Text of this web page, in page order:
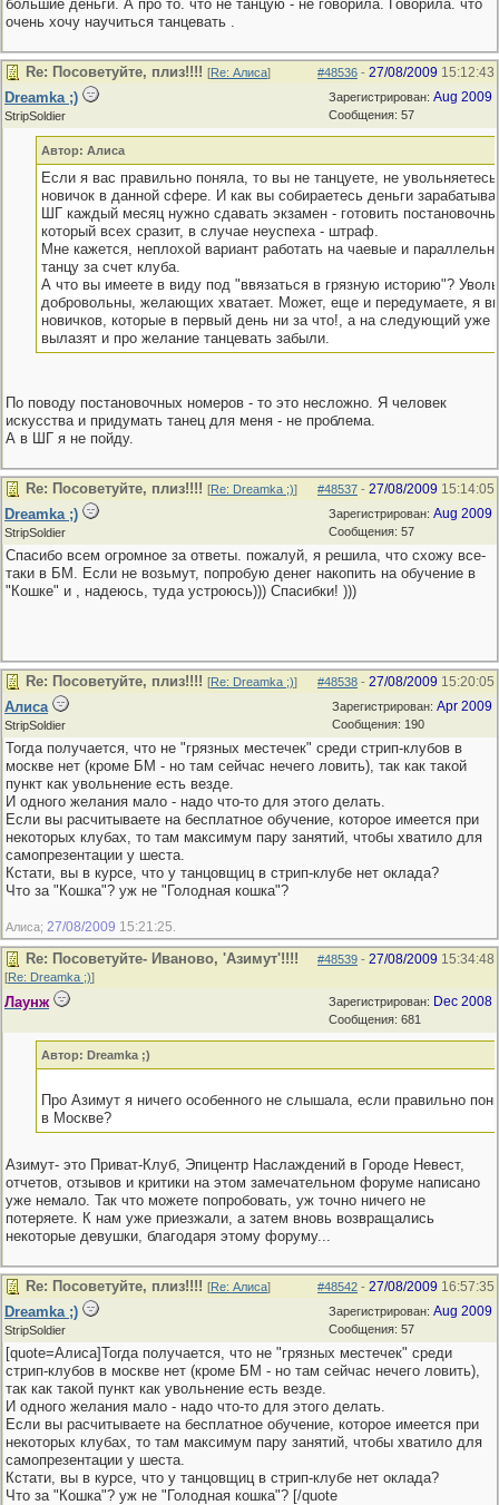
большие деньги. А про то. что не танцую - не говорила. Говорила. что
очень хочу научиться танцевать .
#48536 - 27/08/2009 15:12:43
Re: Посоветуйте, плиз!!!! [Re: Алиса]
Зарегистрирован: Aug 2009
Сообщения: 57
Dreamka ;)
StripSoldier
Автор: Алиса
Если я вас правильно поняла, то вы не танцуете, не
новичок в данной сфере. И как вы собираетесь деньги
ШГ каждый месяц нужно сдавать экзамен - готовить
который всех сразит, в случае неуспеха - штраф.
Мне кажется, неплохой вариант работать на чаевые и
танцу за счет клуба.
А что вы имеете в виду под "ввязаться в грязную историю"?
добровольны, желающих хватает. Может, еще и передумаете, я
новичков, которые в первый день ни за что!, а на следующий уже
вылазят и про желание танцевать забыли.
По поводу постановочных номеров - то это несложно. Я человек
искусства и придумать танец для меня - не проблема.
А в ШГ я не пойду.
#48537 - 27/08/2009 15:14:05
Re: Посоветуйте, плиз!!!! [Re: Dreamka ;)]
Зарегистрирован: Aug 2009
Сообщения: 57
Dreamka ;)
StripSoldier
Спасибо всем огромное за ответы. пожалуй, я решила, что схожу все-
таки в БМ. Если не возьмут, попробую денег накопить на обучение в
"Кошке" и , надеюсь, туда устроюсь))) Спасибки! )))
#48538 - 27/08/2009 15:20:05
Re: Посоветуйте, плиз!!!! [Re: Dreamka ;)]
Зарегистрирован: Apr 2009
Сообщения: 190
Алиса
StripSoldier
Тогда получается, что не "грязных местечек" среди стрип-клубов в
москве нет (кроме БМ - но там сейчас нечего ловить), так как такой
пункт как увольнение есть везде.
И одного желания мало - надо что-то для этого делать.
Если вы расчитываете на бесплатное обучение, которое имеется при
некоторых клубах, то там максимум пару занятий, чтобы хватило для
самопрезентации у шеста.
Кстати, вы в курсе, что у танцовщиц в стрип-клубе нет оклада?
Что за "Кошка"? уж не "Голодная кошка"?
Алиса; 27/08/2009 15:21:25
#48539 - 27/08/2009 15:34:48
Re: Посоветуйте- Иваново, 'Азимут'!!!!
[Re: Dreamka ;)]
Зарегистрирован: Dec 2008
Сообщения: 681
Лаунж
Автор: Dreamka ;)
Про Азимут я ничего особенного не слышала, если правильно
в Москве?
Азимут- это Приват-Клуб, Эпицентр Наслаждений в Городе Невест,
отчетов, отзывов и критики на этом замечательном форуме написано
уже немало. Так что можете попробовать, уж точно ничего не
потеряете. К нам уже приезжали, а затем вновь возвращались
некоторые девушки, благодаря этому форуму...
#48542 - 27/08/2009 16:57:35
Re: Посоветуйте, плиз!!!! [Re: Алиса]
Зарегистрирован: Aug 2009
Сообщения: 57
Dreamka ;)
StripSoldier
[quote=Алиса]Тогда получается, что не "грязных местечек" среди
стрип-клубов в москве нет (кроме БМ - но там сейчас нечего ловить),
так как такой пункт как увольнение есть везде.
И одного желания мало - надо что-то для этого делать.
Если вы расчитываете на бесплатное обучение, которое имеется при
некоторых клубах, то там максимум пару занятий, чтобы хватило для
самопрезентации у шеста.
Кстати, вы в курсе, что у танцовщиц в стрип-клубе нет оклада?
Что за "Кошка"? уж не "Голодная кошка"? [/quote